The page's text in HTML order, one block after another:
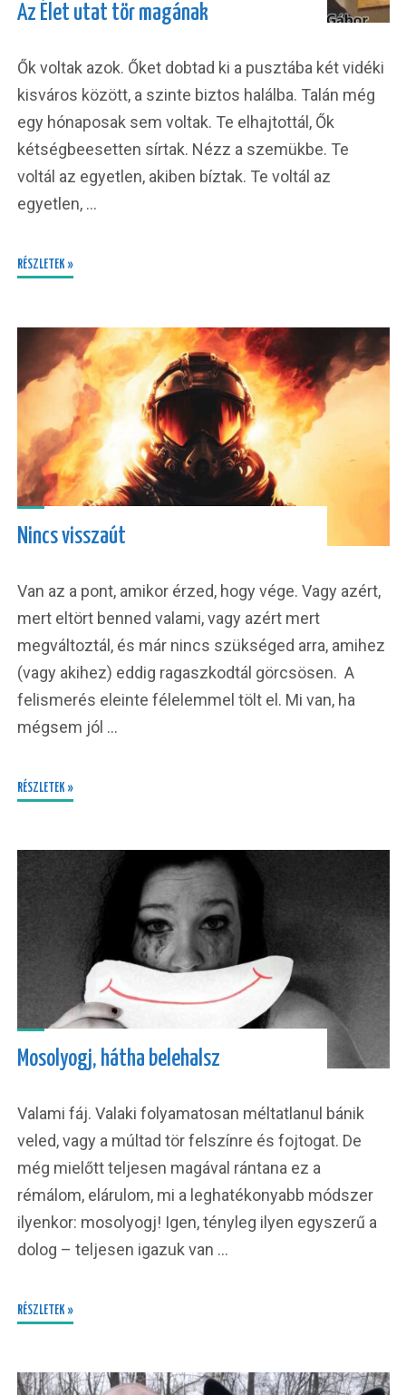
Az Élet utat tör magának
Ők voltak azok. Őket dobtad ki a pusztába két vidéki
kisváros között, a szinte biztos halálba. Talán még
egy hónaposak sem voltak. Te elhajtottál, Ők
kétségbeesetten sírtak. Nézz a szemükbe. Te
voltál az egyetlen, akiben bíztak. Te voltál az
egyetlen, …
RÉSZLETEK »
Nincs visszaút
Van az a pont, amikor érzed, hogy vége. Vagy azért,
mert eltört benned valami, vagy azért mert
megváltoztál, és már nincs szükséged arra, amihez
(vagy akihez) eddig ragaszkodtál görcsösen. A
felismerés eleinte félelemmel tölt el. Mi van, ha
mégsem jól …
RÉSZLETEK »
Mosolyogj, hátha belehalsz
Valami fáj. Valaki folyamatosan méltatlanul bánik
veled, vagy a múltad tör felszínre és fojtogat. De
még mielőtt teljesen magával rántana ez a
rémálom, elárulom, mi a leghatékonyabb módszer
ilyenkor: mosolyogj! Igen, tényleg ilyen egyszerű a
dolog – teljesen igazuk van …
RÉSZLETEK »